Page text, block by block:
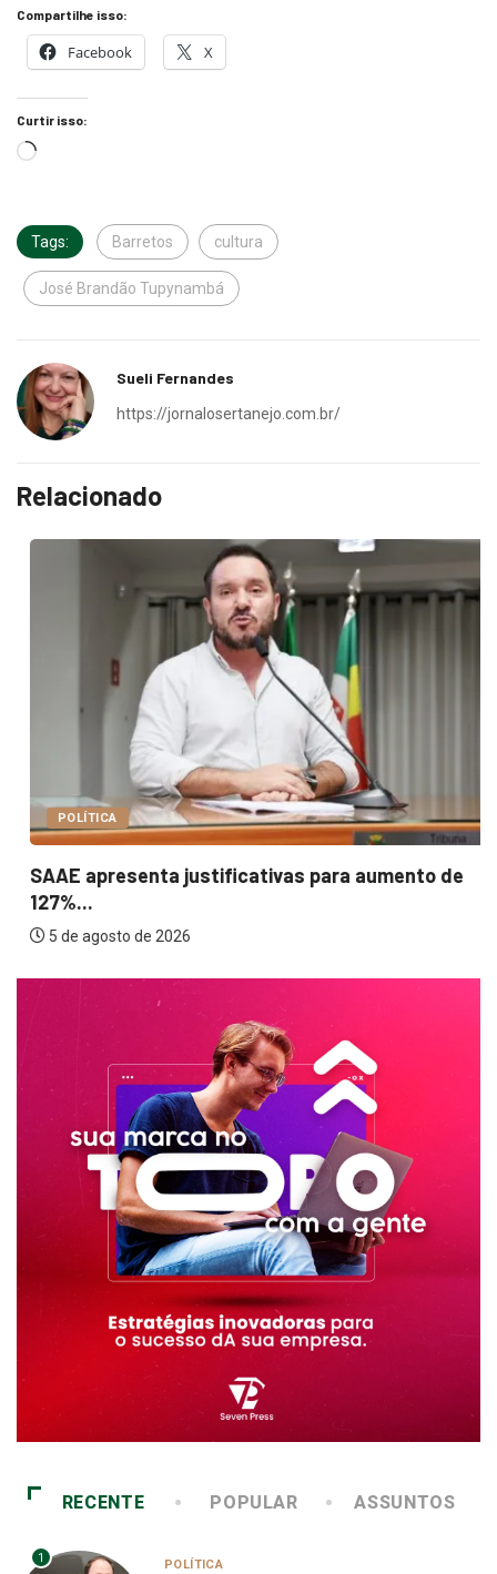
Compartilhe isso:
Facebook X
Curtir isso:
Tags: Barretos cultura
José Brandão Tupynambá
Sueli Fernandes
https://jornalosertanejo.com.br/
Relacionado
POLÍTICA
SAAE apresenta justificativas para aumento de
127%...
5 de agosto de 2026
RECENTE POPULAR ASSUNTOS
1 POLÍTICA